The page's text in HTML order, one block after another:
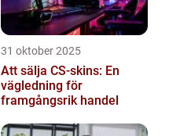
31 oktober 2025
Att sälja CS-skins: En
vägledning för
framgångsrik handel